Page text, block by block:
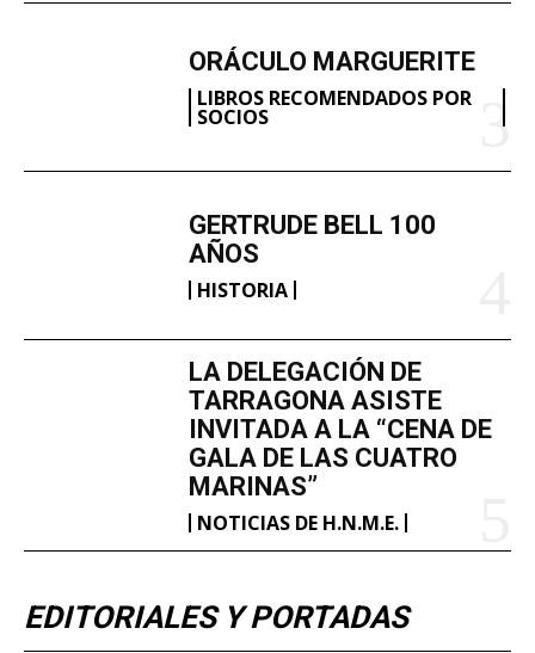
ORÁCULO MARGUERITE
LIBROS RECOMENDADOS POR
SOCIOS
GERTRUDE BELL 100
AÑOS
HISTORIA
LA DELEGACIÓN DE
TARRAGONA ASISTE
INVITADA A LA “CENA DE
GALA DE LAS CUATRO
MARINAS”
NOTICIAS DE H.N.M.E.
EDITORIALES Y PORTADAS